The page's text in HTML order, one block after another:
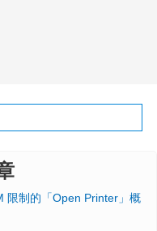
限制的「Open Printer」概